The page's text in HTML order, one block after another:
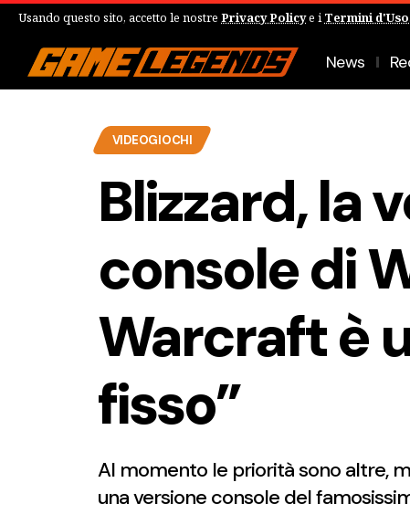
Usando questo sito, accetto le nostre Privacy Policye i Termini d'Uso
News
VIDEOGIOCHI
Blizzard, la
console di
Warcraft è
fisso”
Al momento le priorità sono altre,
una versione console del